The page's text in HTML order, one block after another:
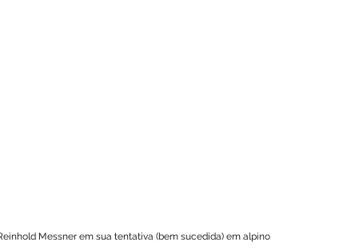
Messner em sua tentativa (bem sucedida) em alpino